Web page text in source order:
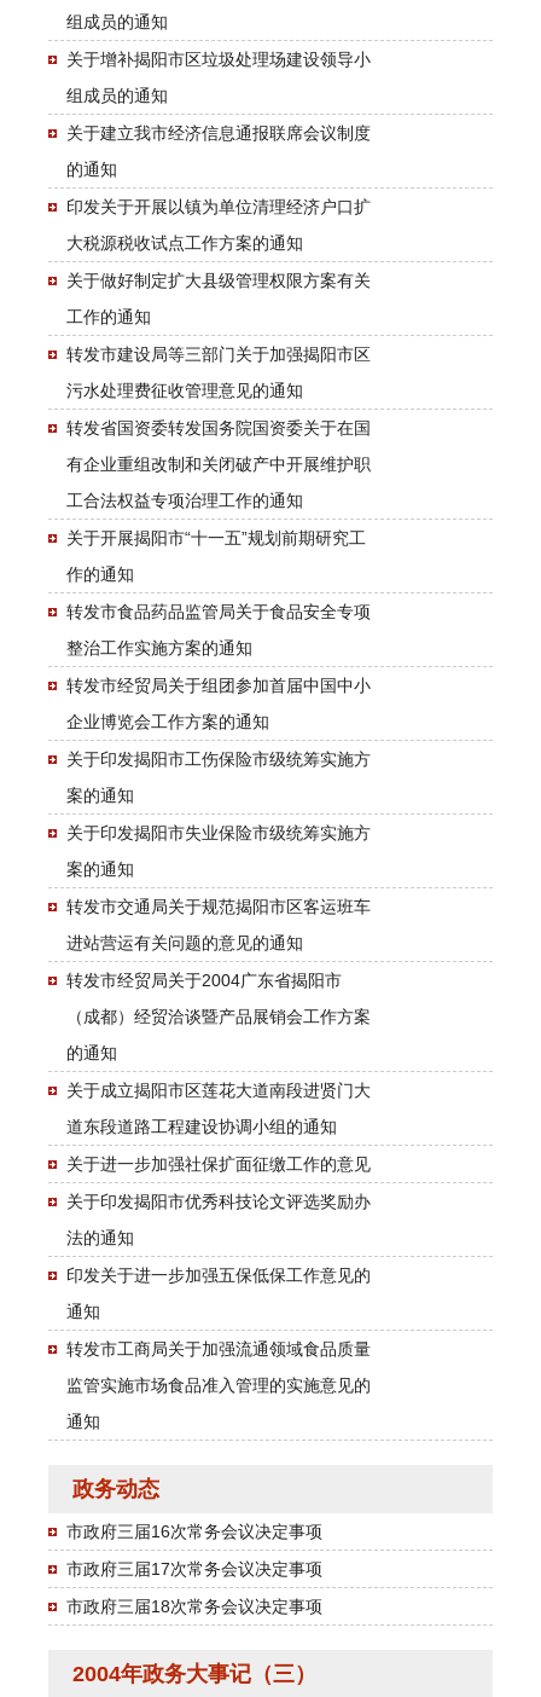
组成员的通知
关于增补揭阳市区垃圾处理场建设领导小
组成员的通知
关于建立我市经济信息通报联席会议制度
的通知
印发关于开展以镇为单位清理经济户口扩
大税源税收试点工作方案的通知
关于做好制定扩大县级管理权限方案有关
工作的通知
转发市建设局等三部门关于加强揭阳市区
污水处理费征收管理意见的通知
转发省国资委转发国务院国资委关于在国
有企业重组改制和关闭破产中开展维护职
工合法权益专项治理工作的通知
关于开展揭阳市“十一五”规划前期研究工
作的通知
转发市食品药品监管局关于食品安全专项
整治工作实施方案的通知
转发市经贸局关于组团参加首届中国中小
企业博览会工作方案的通知
关于印发揭阳市工伤保险市级统筹实施方
案的通知
关于印发揭阳市失业保险市级统筹实施方
案的通知
转发市交通局关于规范揭阳市区客运班车
进站营运有关问题的意见的通知
转发市经贸局关于2004广东省揭阳市
（成都）经贸洽谈暨产品展销会工作方案
的通知
关于成立揭阳市区莲花大道南段进贤门大
道东段道路工程建设协调小组的通知
关于进一步加强社保扩面征缴工作的意见
关于印发揭阳市优秀科技论文评选奖励办
法的通知
印发关于进一步加强五保低保工作意见的
通知
转发市工商局关于加强流通领域食品质量
监管实施市场食品准入管理的实施意见的
通知
政务动态
市政府三届16次常务会议决定事项
市政府三届17次常务会议决定事项
市政府三届18次常务会议决定事项
2004年政务大事记（三）